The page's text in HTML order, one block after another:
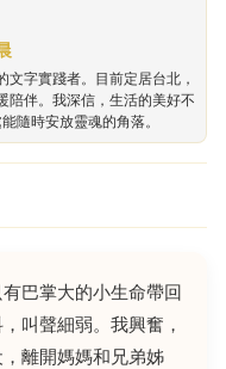
字實踐者。目前定居台北，
陪伴。我深信，生活的美好不
隨時安放靈魂的角落。
巴掌大的小生命帶回
叫聲細弱。我興奮，
離開媽媽和兄弟姊